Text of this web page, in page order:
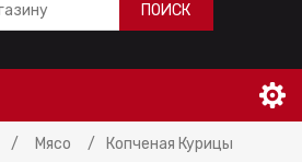
ПОИСК
/ Мясо / Копченая Курицы